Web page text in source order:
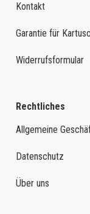
Kontakt
Garantie für
Widerrufsformular
Rechtliches
Allgemeine
Datenschutz
Über uns